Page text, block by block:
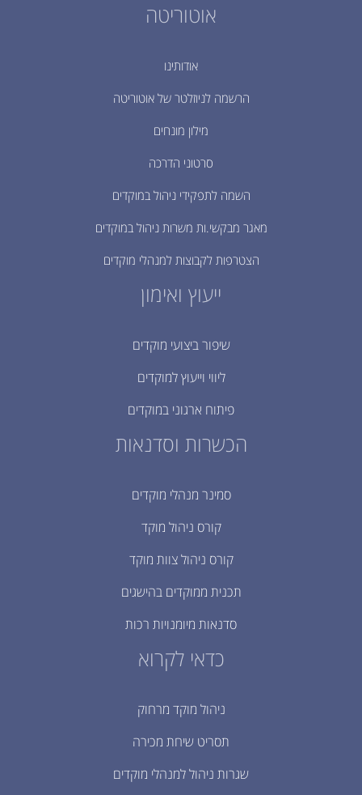
אוטוריטה
אודותינו
הרשמה לניוזלטר של אוטוריטה
מילון מונחים
סרטוני הדרכה
השמה לתפקידי ניהול במוקדים
מאגר מבקשי.ות משרות ניהול במוקדים
הצטרפות לקבוצות למנהלי מוקדים
ייעוץ ואימון
שיפור ביצועי מוקדים
ליווי וייעוץ למוקדים
פיתוח ארגוני במוקדים
הכשרות וסדנאות
סמינר מנהלי מוקדים
קורס ניהול מוקד
קורס ניהול צוות מוקד
תכנית ממוקדים בהישגים
סדנאות מיומנויות רכות
כדאי לקרוא
ניהול מוקד מרחוק
תסריט שיחת מכירה
שגרות ניהול למנהלי מוקדים